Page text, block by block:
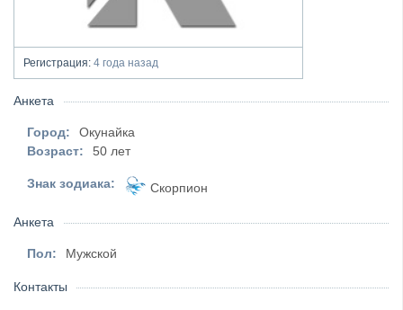
Регистрация: 4 года назад
Анкета
Город:
Окунайка
Возраст:
50 лет
Знак зодиака: Скорпион
Анкета
Пол: Мужской
Контакты